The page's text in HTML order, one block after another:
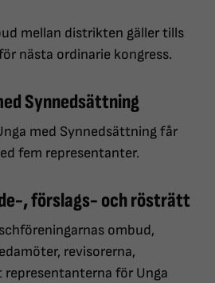
mellan distrikten gäller tills
nästa ordinarie kongress.
Synnedsättning
med Synnedsättning får
fem representanter.
, förslags- och rösträtt
ombud,
revisorerna,
för Unga